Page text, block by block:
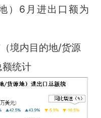
）6月进出口额为
境内目的地/货源
统计